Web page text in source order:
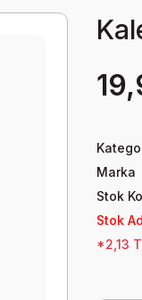
Marka
Stok
Stok
*2,13